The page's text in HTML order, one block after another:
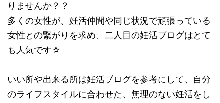
りませんか？？
多くの女性が、妊活仲間や同じ状況で頑張っている
女性との繋がりを求め、二人目の妊活ブログはとて
も人気です☆
いい所や出来る所は妊活ブログを参考にして、自分
のライフスタイルに合わせた、無理のない妊活をし